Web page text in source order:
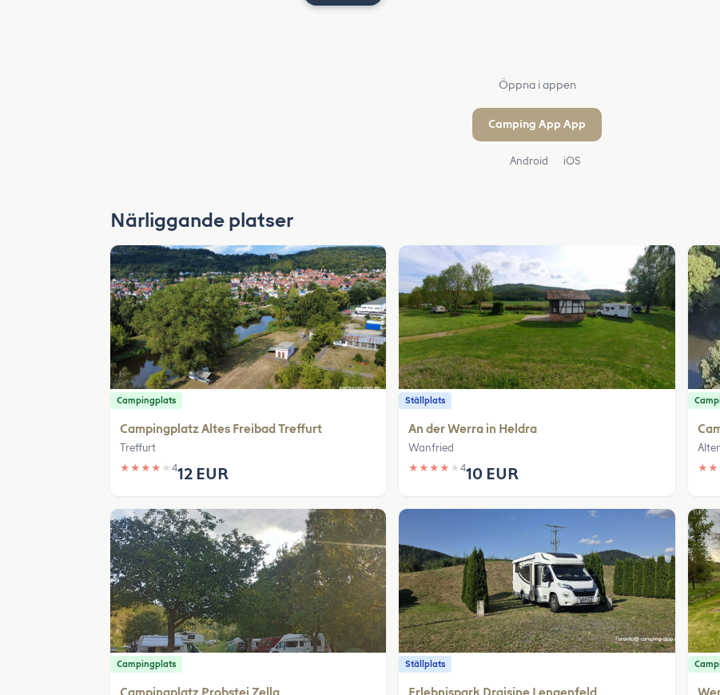
Öppna i appen
Camping App App
Android iOS
Närliggande platser
Campingplats
Campingplatz Altes Freibad Treffurt
Treffurt
★ ★ ★ ★ ★ 412 EUR
Ställplats
An der Werra in Heldra
Wanfried
★ ★ ★ ★ ★410 EUR ★ ★
Campingplats Ställplats